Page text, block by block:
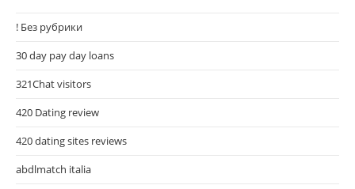
! Без рубрики
30 day pay day loans
321Chat visitors
420 Dating review
420 dating sites reviews
abdlmatch italia